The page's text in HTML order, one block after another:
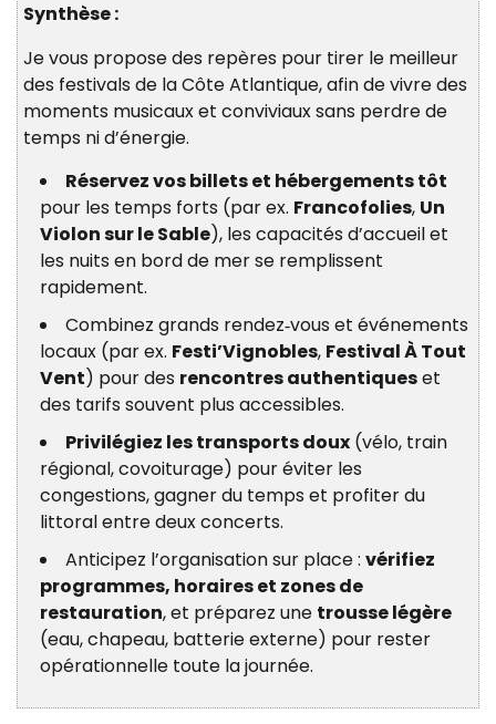
Synthèse :
Je vous propose des repères pour tirer le meilleur
des festivals de la Côte Atlantique, afin de vivre des
moments musicaux et conviviaux sans perdre de
temps ni d’énergie.
Réservez vos billets et hébergements tôt
pour les temps forts (par ex. Francofolies, Un
Violon sur le Sable), les capacités d’accueil et
les nuits en bord de mer se remplissent
rapidement.
Combinez grands rendez‑vous et événements
locaux (par ex. Festi’Vignobles, Festival À Tout
Vent) pour des rencontres authentiqueset
des tarifs souvent plus accessibles.
Privilégiez les transports doux (vélo, train
régional, covoiturage) pour éviter les
congestions, gagner du temps et profiter du
littoral entre deux concerts.
Anticipez l’organisation sur place : vérifiez
programmes, horaires et zones de
restauration, et préparez une trousse légère
(eau, chapeau, batterie externe) pour rester
opérationnelle toute la journée.